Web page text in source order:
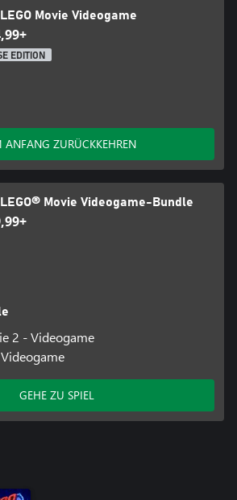
Movie Videogame
EDITION
ZURÜCKKEHREN
Movie Videogame-Bundle
2 - Videogame
GEHE ZU SPIEL